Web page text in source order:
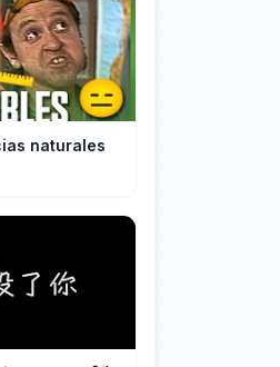
naturales